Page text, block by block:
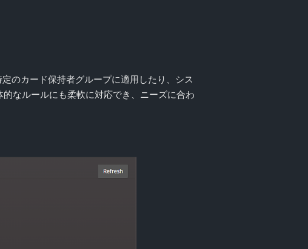
のカード保持者グループに適用したり、シス
なルールにも柔軟に対応でき、ニーズに合わ